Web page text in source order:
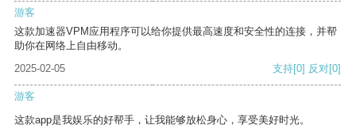
游客
这款加速器VPM应用程序可以给你提供最高速度和安全性的连接，并帮
助你在网络上自由移动。
2025-02-05
支持[0] 反对[0]
游客
这款app是我娱乐的好帮手，让我能够放松身心，享受美好时光。